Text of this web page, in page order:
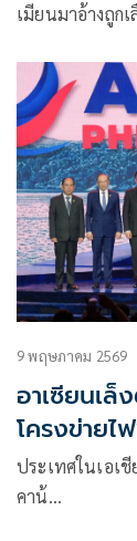
เมียนมาอ้างถูก
9 พฤษภาคม 2569
อาเซียนเล็
โครงข่ายไ
ประเทศในเอเ
คาน้…